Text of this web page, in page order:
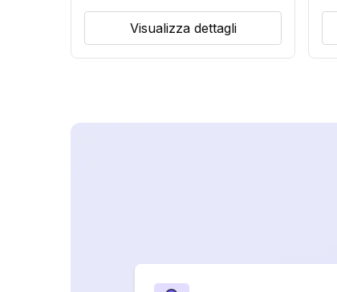
Visualizza dettagli